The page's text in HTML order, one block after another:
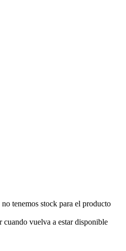
tenemos stock para el producto
cuando vuelva a estar disponible